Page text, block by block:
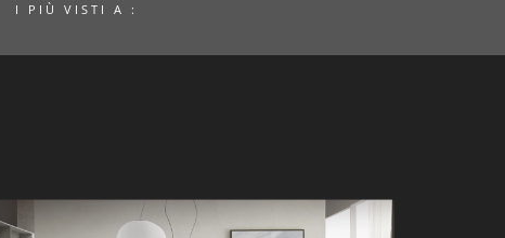
I PIÙ VISTI A :